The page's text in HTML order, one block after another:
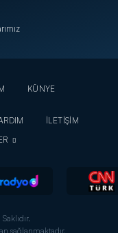
KÜNYE
İLETİŞİM
sağlanmaktadır.